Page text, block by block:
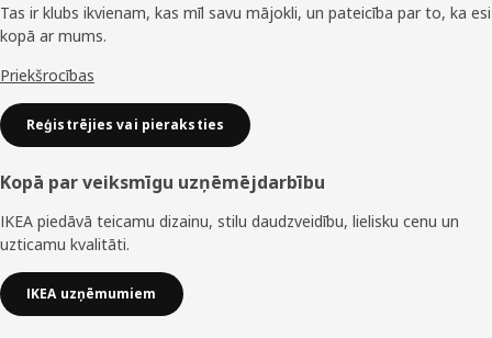
Tas ir klubs ikvienam, kas mīl savu mājokli, un pateicība par to, ka esi
kopā ar mums.
Priekšrocības
Reģistrējies vai pieraksties
Kopā par veiksmīgu uzņēmējdarbību
IKEA piedāvā teicamu dizainu, stilu daudzveidību, lielisku cenu un
uzticamu kvalitāti.
IKEA uzņēmumiem